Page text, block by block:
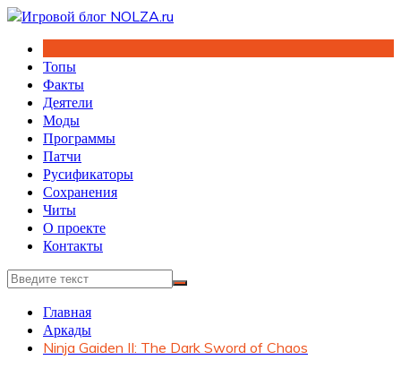
Перейти
содержимому
Топы
Факты
Деятели
Моды
Программы
Патчи
Русификаторы
Сохранения
Читы
О проекте
Контакты
Главная
Аркады
Ninja Gaiden II: The Dark Sword of Chaos